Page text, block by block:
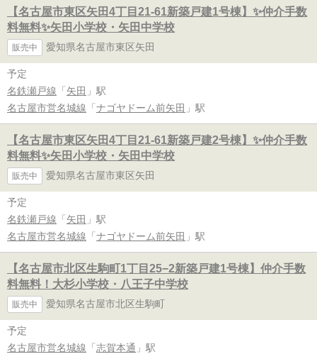
【名古屋市東区矢田4丁目21-61新築戸建1号棟】✨️仲介手数
料無料✨️矢田小学校・矢田中学校
販売中 愛知県名古屋市東区矢田
予定
名鉄瀬戸線 「 矢田 」駅
名古屋市営名城線 「 ナゴヤドーム前矢田 」駅
【名古屋市東区矢田4丁目21-61新築戸建2号棟】✨️仲介手数
料無料✨️矢田小学校・矢田中学校
販売中 愛知県名古屋市東区矢田
予定
名鉄瀬戸線 「 矢田 」駅
名古屋市営名城線 「 ナゴヤドーム前矢田 」駅
【名古屋市北区生駒町1丁目25−2新築戸建1号棟】仲介手数
料無料！大杉小学校・八王子中学校
販売中 愛知県名古屋市北区生駒町
予定
名古屋市営名城線 「 志賀本通 」駅